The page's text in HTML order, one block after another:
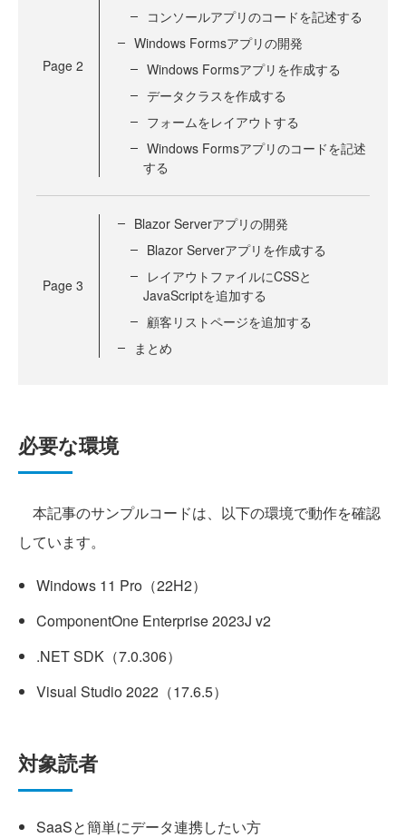
Page 2
コンソールアプリのコードを記述する
Windows Formsアプリの開発
Windows Formsアプリを作成する
データクラスを作成する
フォームをレイアウトする
Windows Formsアプリのコードを記述
する
Page 3
Blazor Serverアプリの開発
Blazor Serverアプリを作成する
レイアウトファイルにCSSと
JavaScriptを追加する
顧客リストページを追加する
まとめ
必要な環境
本記事のサンプルコードは、以下の環境で動作を確認
しています。
Windows 11 Pro（22H2）
ComponentOne Enterprise 2023J v2
.NET SDK（7.0.306）
Visual Studio 2022（17.6.5）
対象読者
SaaSと簡単にデータ連携したい方